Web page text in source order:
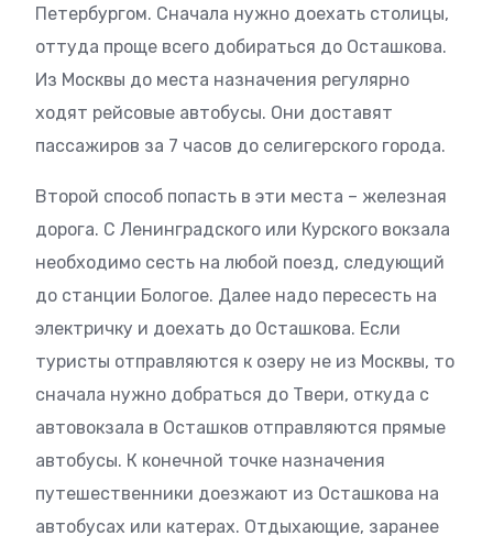
Петербургом. Сначала нужно доехать столицы,
оттуда проще всего добираться до Осташкова.
Из Москвы до места назначения регулярно
ходят рейсовые автобусы. Они доставят
пассажиров за 7 часов до селигерского города.
Второй способ попасть в эти места – железная
дорога. С Ленинградского или Курского вокзала
необходимо сесть на любой поезд, следующий
до станции Бологое. Далее надо пересесть на
электричку и доехать до Осташкова. Если
туристы отправляются к озеру не из Москвы, то
сначала нужно добраться до Твери, откуда с
автовокзала в Осташков отправляются прямые
автобусы. К конечной точке назначения
путешественники доезжают из Осташкова на
автобусах или катерах. Отдыхающие, заранее